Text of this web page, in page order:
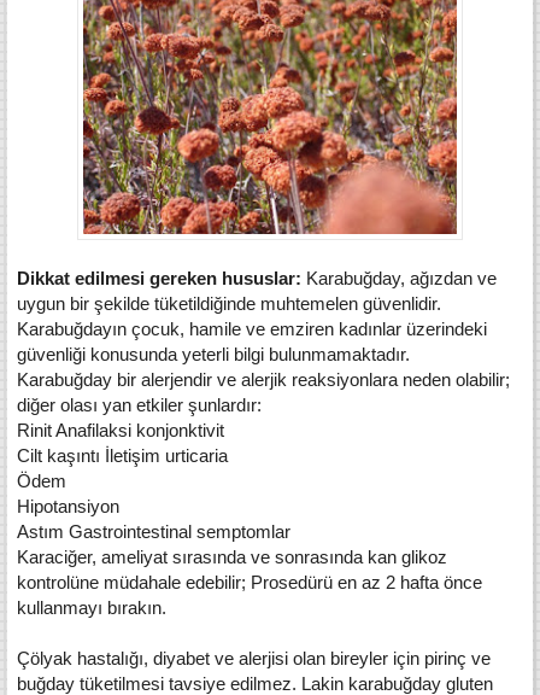
Dikkat edilmesi gereken hususlar: Karabuğday, ağızdan ve
uygun bir şekilde tüketildiğinde muhtemelen güvenlidir.
Karabuğdayın çocuk, hamile ve emziren kadınlar üzerindeki
güvenliği konusunda yeterli bilgi bulunmamaktadır.
Karabuğday bir alerjendir ve alerjik reaksiyonlara neden olabilir;
diğer olası yan etkiler şunlardır:
Rinit Anafilaksi konjonktivit
Cilt kaşıntı İletişim urticaria
Ödem
Hipotansiyon
Astım Gastrointestinal semptomlar
Karaciğer, ameliyat sırasında ve sonrasında kan glikoz
kontrolüne müdahale edebilir; Prosedürü en az 2 hafta önce
kullanmayı bırakın.
Çölyak hastalığı, diyabet ve alerjisi olan bireyler için pirinç ve
buğday tüketilmesi tavsiye edilmez. Lakin karabuğday gluten